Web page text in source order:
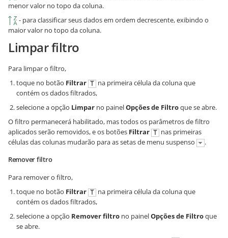
menor valor no topo da coluna.
- para classificar seus dados em ordem decrescente, exibindo o
maior valor no topo da coluna.
Limpar filtro
Para limpar o filtro,
toque no botão Filtrar
na primeira célula da coluna que
contém os dados filtrados,
selecione a opção Limpar no painelOpções de Filtroque se abre.
O filtro permanecerá habilitado, mas todos os parâmetros de filtro
aplicados serão removidos, e os botões Filtrar
nas primeiras
células das colunas mudarão para as setas de menu suspenso
.
Remover filtro
Para remover o filtro,
toque no botão Filtrar
na primeira célula da coluna que
contém os dados filtrados,
selecione a opção Remover filtro no painelOpções de Filtroque
se abre.